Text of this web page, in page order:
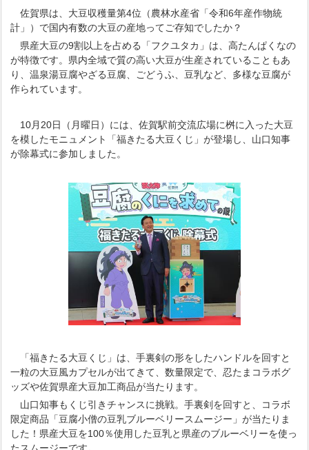
佐賀県は、大豆収穫量第4位（農林水産省「令和6年産作物統
計」）で国内有数の大豆の産地ってご存知でしたか？
県産大豆の9割以上を占める「フクユタカ」は、高たんぱくなの
が特徴です。県内全域で質の高い大豆が生産されていることもあ
り、温泉湯豆腐やざる豆腐、ごどうふ、豆乳など、多様な豆腐が
作られています。
10月20日（月曜日）には、佐賀駅前交流広場に桝に入った大豆
を模したモニュメント「福きたる大豆くじ」が登場し、山口知事
が除幕式に参加しました。
「福きたる大豆くじ」は、手裏剣の形をしたハンドルを回すと
一粒の大豆風カプセルが出てきて、数量限定で、忍たまコラボグ
ッズや佐賀県産大豆加工商品が当たります。
山口知事もくじ引きチャンスに挑戦。手裏剣を回すと、コラボ
限定商品「豆腐小僧の豆乳ブルーベリースムージー」が当たりま
した！県産大豆を100％使用した豆乳と県産のブルーベリーを使っ